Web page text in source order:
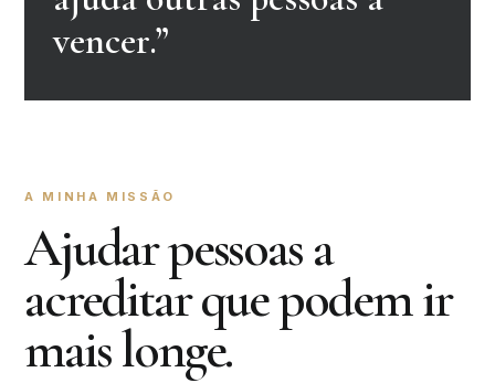
vencer.”
A MINHA MISSÃO
Ajudar pessoas a
acreditar que podem ir
mais longe.